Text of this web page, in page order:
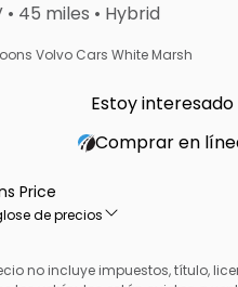
• 45 miles • Hybrid
Volvo Cars White Marsh
Estoy interesado
Comprar en
Price
de precios
no incluye impuestos, título,